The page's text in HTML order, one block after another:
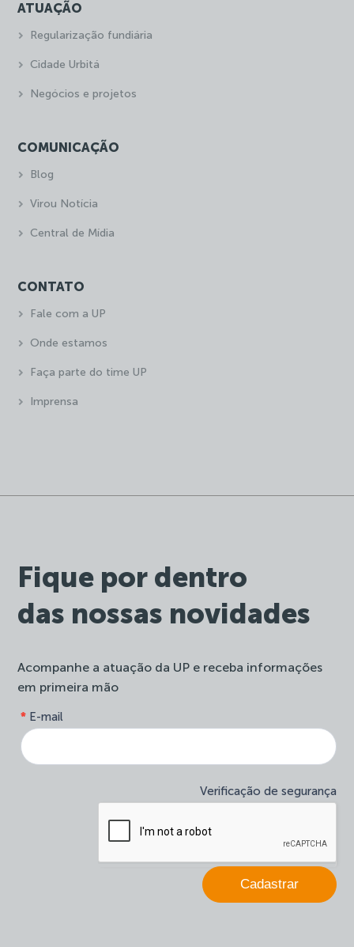
Fique por dentro
das nossas novidades
Acompanhe a atuação da UP e receba informações
em primeira mão
site-
newsletter
E-mail
*
Verificação de segurança
Cadastrar
você
é
humano,
este
campo
branco.
ATUAÇÃO
Regularização fundiária
Cidade Urbitá
Negócios e projetos
COMUNICAÇÃO
Blog
Virou Notícia
Central de Mídia
CONTATO
Fale com a UP
Onde estamos
Faça parte do time UP
Imprensa